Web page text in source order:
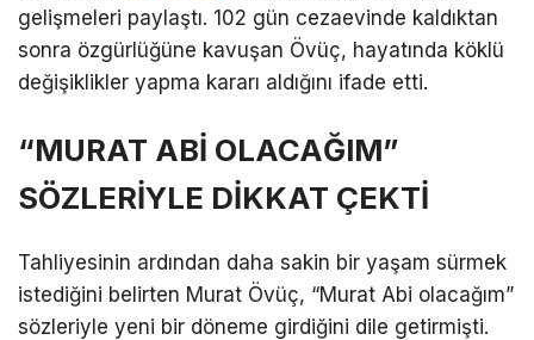
LinkedIn
gelişmeleri paylaştı. 102 gün cezaevinde kaldıktan
sonra özgürlüğüne kavuşan Övüç, hayatında köklü
değişiklikler yapma kararı aldığını ifade etti.
“MURAT ABİ OLACAĞIM”
SÖZLERİYLE DİKKAT ÇEKTİ
Tahliyesinin ardından daha sakin bir yaşam sürmek
istediğini belirten Murat Övüç, “Murat Abi olacağım”
sözleriyle yeni bir döneme girdiğini dile getirmişti.